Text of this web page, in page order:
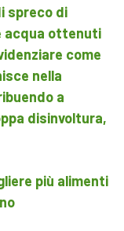
spreco di
acqua ottenuti
come
nella
a
disinvoltura,
più alimenti